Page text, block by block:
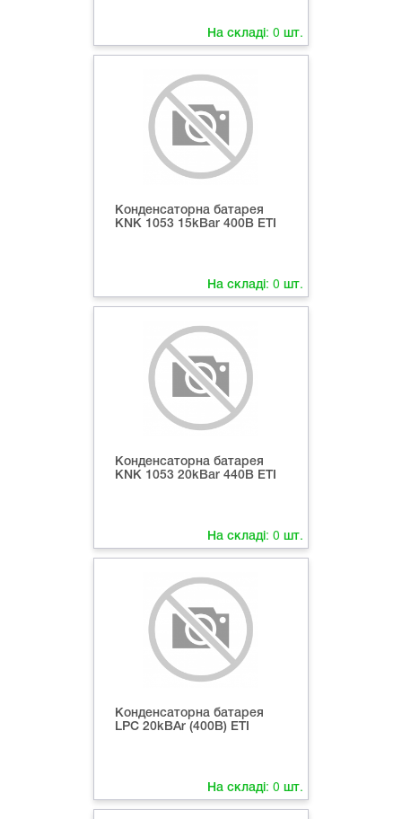
На складі: 0 шт.
Конденсаторна батарея
KNK 1053 15kВar 400В ETI
На складі: 0 шт.
Конденсаторна батарея
KNK 1053 20kВar 440В ETI
На складі: 0 шт.
Конденсаторна батарея
LPC 20kВAr (400В) ETI
На складі: 0 шт.